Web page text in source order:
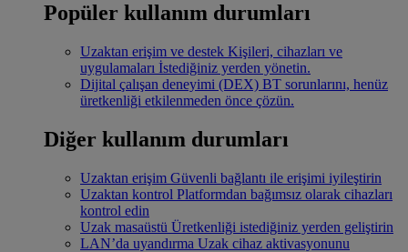
Popüler kullanım durumları
Uzaktan erişim ve destek Kişileri, cihazları ve
uygulamaları İstediğiniz yerden yönetin.
Dijital çalışan deneyimi (DEX) BT sorunlarını, henüz
üretkenliği etkilenmeden önce çözün.
Diğer kullanım durumları
Uzaktan erişim Güvenli bağlantı ile erişimi iyileştirin
Uzaktan kontrol Platformdan bağımsız olarak cihazları
kontrol edin
Uzak masaüstü Üretkenliği istediğiniz yerden geliştirin
LAN’da uyandırma Uzak cihaz aktivasyonunu